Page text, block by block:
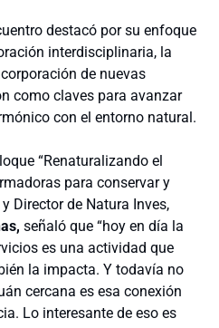
destacó por su enfoque
interdisciplinaria, la
de nuevas
como claves para avanzar
con el entorno natural.
“Renaturalizando el
para conservar y
Director de Natura Inves,
señaló que “hoy en día la
es una actividad que
la impacta. Y todavía no
cercana es esa conexión
Lo interesante de eso es